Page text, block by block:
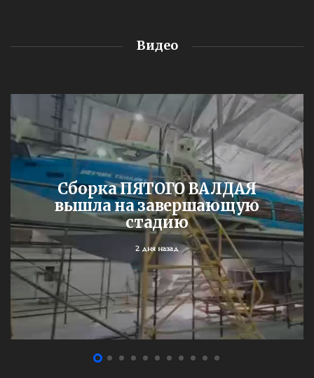
Видео
Сборка ПЯТОГО ВАЛДАЯ
вышла на завершающую
стадию
2 дня назад